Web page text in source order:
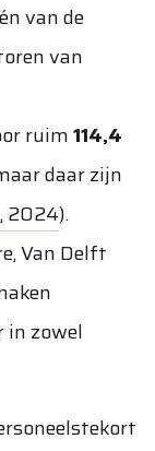
van de
van
ruim114,4
daar zijn
2024).
Van Delft
in zowel